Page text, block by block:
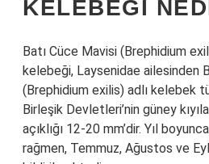
KELEBEĞI
Batı Cüce Mavisi (Brephidium
kelebeği, Laysenidae ailesinden
(Brephidium exilis) adlı kelebek
Birleşik Devletleri’nin güney
açıklığı 12-20 mm’dir. Yıl
rağmen, Temmuz, Ağustos ve